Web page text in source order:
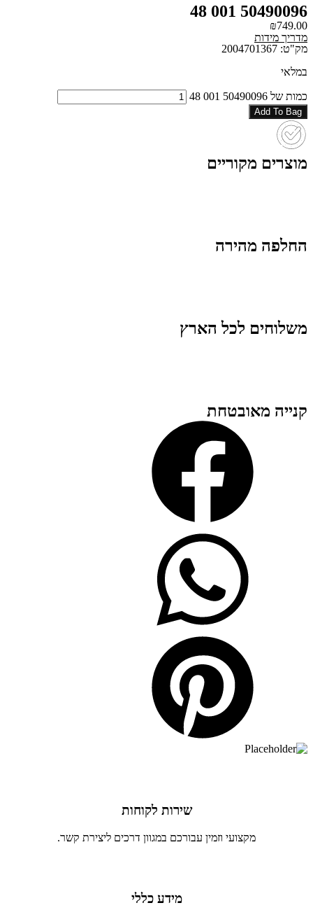
50490096 001 48
₪749.00
מדריך מידות
מק"ט: 2004701367
במלאי
כמות של 50490096 001 48
Add To Bag
מוצרים מקוריים
החלפה מהירה
משלוחים לכל הארץ
קנייה מאובטחת
שירות לקוחות
מקצועי וזמין עבורכם במגוון דרכים ליצירת קשר.
מידע כללי